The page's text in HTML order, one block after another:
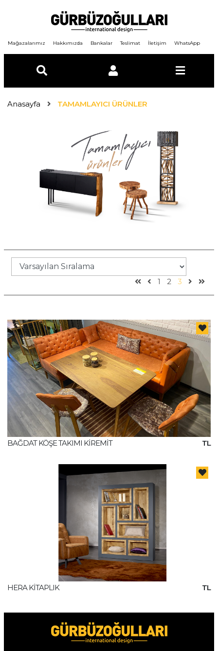
Mağazalarımız Hakkımızda Bankalar Teslimat İletişim WhatsApp
GİRİŞ YAP
ÜYE OL
Şifremi unuttum ?
Anasayfa TAMAMLAYICI ÜRÜNLER
1 2 3
BAĞDAT KÖŞE TAKIMI KİREMİT TL
HERA KİTAPLIK TL